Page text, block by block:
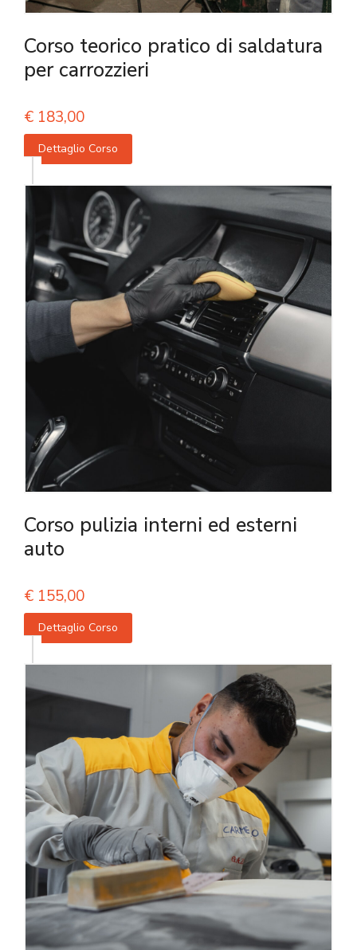
Corso teorico pratico di saldatura
per carrozzieri
€ 183,00
Dettaglio Corso
Corso pulizia interni ed esterni
auto
€ 155,00
Dettaglio Corso